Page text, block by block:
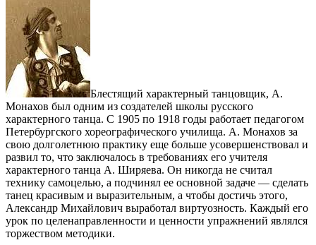
Блестящий характерный танцовщик, А.
Монахов был одним из создате­лей школы русского
характерного танца. С 1905 по 1918 годы работает педагогом
Петербургского хореографического училища. А. Монахов за
свою долголетнюю практику еще больше усовершенствовал и
развил то, что заключалось в требованиях его учителя
характерного танца А. Ширяева. Он никогда не считал
технику самоцелью, а подчинял ее основной задаче — сделать
танец красивым и выразительным, а чтобы достичь этого,
Александр Михайлович выработал виртуозность. Каждый его
урок по целенаправленности и ценности упражнений являлся
торжеством методики.